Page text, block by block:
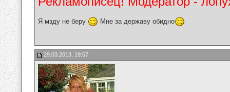
Я мзду не беру Мне за державу обидно
29.03.2013, 19:57